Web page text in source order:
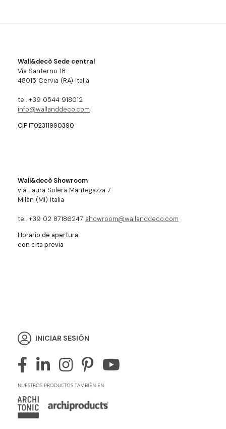
Wall&decò Sede central
Via Santerno 18
48015 Cervia (RA) Italia
tel. +39 0544 918012
info@wallanddeco.com
CIF IT02311990390
Wall&decò Showroom
via Laura Solera Mantegazza 7
Milán (MI) Italia
tel. +39 02 87186247 showroom@wallanddeco.com
Horario de apertura:
con cita previa
INICIAR SESIÓN
NUESTROS PRODUCTOS TAMBIÉN EN